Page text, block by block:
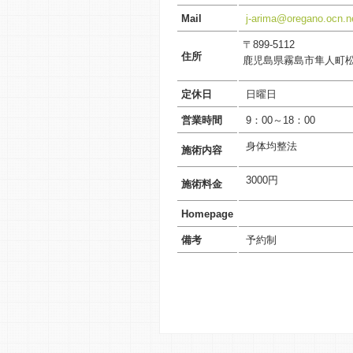
Mail j-
住所
〒899-5112
鹿児島県霧島市隼人町
定休日 日曜日
営業時間 9：00～18：00
施術内容 身体均整法
施術料金 3000円
Homepage
備考 予約制